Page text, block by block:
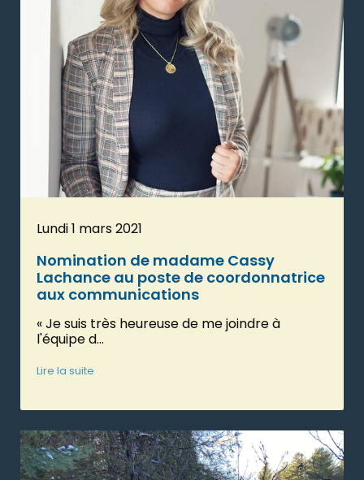
Lundi 1 mars 2021
Nomination de madame Cassy
Lachance au poste de coordonnatrice
aux communications
« Je suis très heureuse de me joindre à
l'équipe d...
Lire la suite